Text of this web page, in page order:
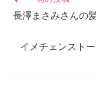
長澤まさみさんの
イメチェンスト